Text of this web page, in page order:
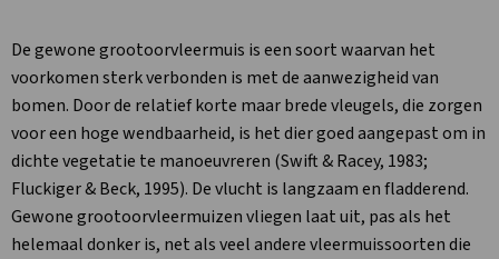
De gewone grootoorvleermuis is een soort waarvan het
voorkomen sterk verbonden is met de aanwezigheid van
bomen. Door de relatief korte maar brede vleugels, die zorgen
voor een hoge wendbaarheid, is het dier goed aangepast om in
dichte vegetatie te manoeuvreren (Swift & Racey, 1983;
Fluckiger & Beck, 1995). De vlucht is langzaam en fladderend.
Gewone grootoorvleermuizen vliegen laat uit, pas als het
helemaal donker is, net als veel andere vleermuissoorten die